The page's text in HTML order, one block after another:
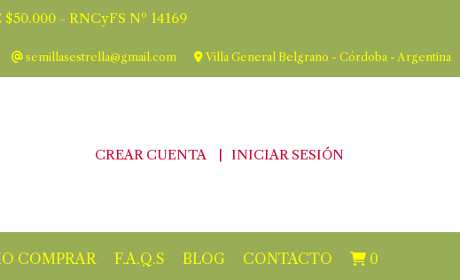
- RNCyFS Nº 14169
semillasestrella@gmail.com Villa General Belgrano - Córdoba - Argentina
CREAR CUENTA INICIAR SESIÓN
COMPRAR F.A.Q.S BLOG CONTACTO 0